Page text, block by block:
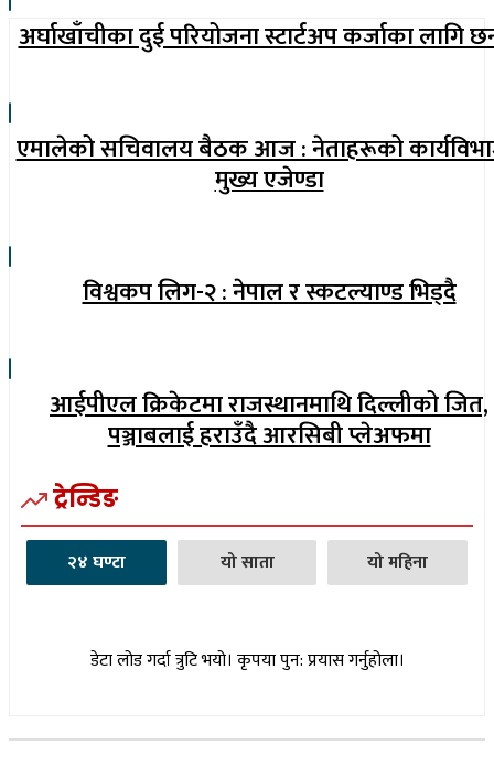
अर्घाखाँचीका दुई परियोजना स्टार्टअप कर्जाका लागि
एमालेको सचिवालय बैठक आज : नेताहरूको
मुख्य एजेण्डा
विश्वकप लिग-२ : नेपाल र स्कटल्याण्ड भिड्दै
आईपीएल क्रिकेटमा राजस्थानमाथि दिल्लीको जित,
पञ्जाबलाई हराउँदै आरसिबी प्लेअफमा
ट्रेन्डिङ
२४ घण्टा यो साता यो महिना
डेटा लोड गर्दा त्रुटि भयो। कृपया पुन: प्रयास गर्नुहोला।